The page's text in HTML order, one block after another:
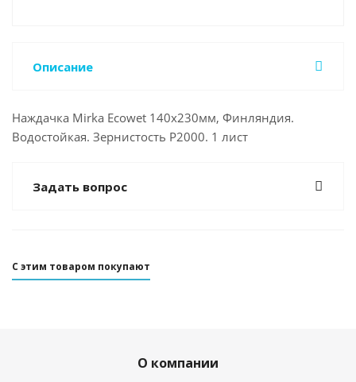
Описание
Наждачка Mirka Ecowet 140x230мм, Финляндия.
Водостойкая. Зернистость Р2000. 1 лист
Задать вопрос
С этим товаром покупают
О компании